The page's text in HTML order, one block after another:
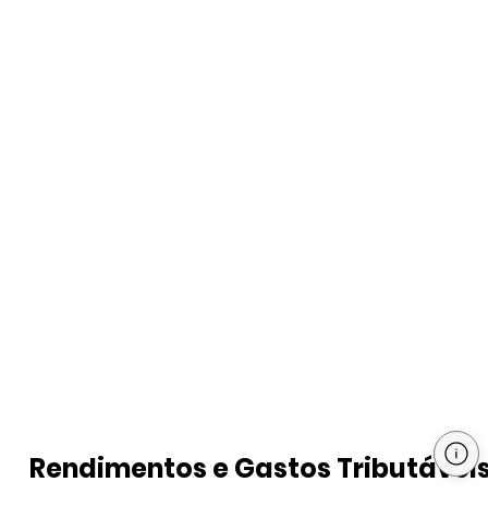
Rendimentos e Gastos